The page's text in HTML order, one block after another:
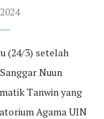
(24/3) setelah
Nuun
Tanwin yang
Agama UIN